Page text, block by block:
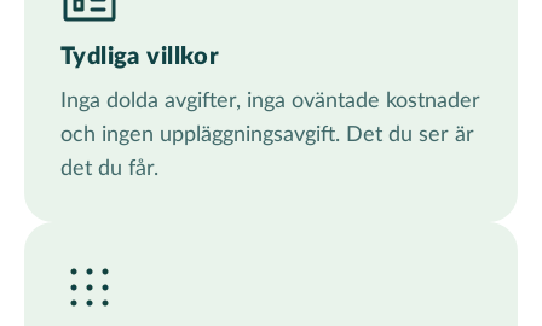
Tydliga villkor
Inga dolda avgifter, inga oväntade kostnader
och ingen uppläggningsavgift. Det du ser är
det du får.